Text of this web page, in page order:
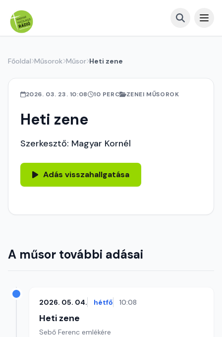
Főoldal Műsorok Műsor Heti zene
2026. 03. 23. 10:08 10 PERC ZENEI MŰSOROK
Heti zene
Szerkesztő: Magyar Kornél
Adás visszahallgatása
A műsor további adásai
2026. 05. 04. hétfő 10:08
Heti zene
Sebő Ferenc emlékére